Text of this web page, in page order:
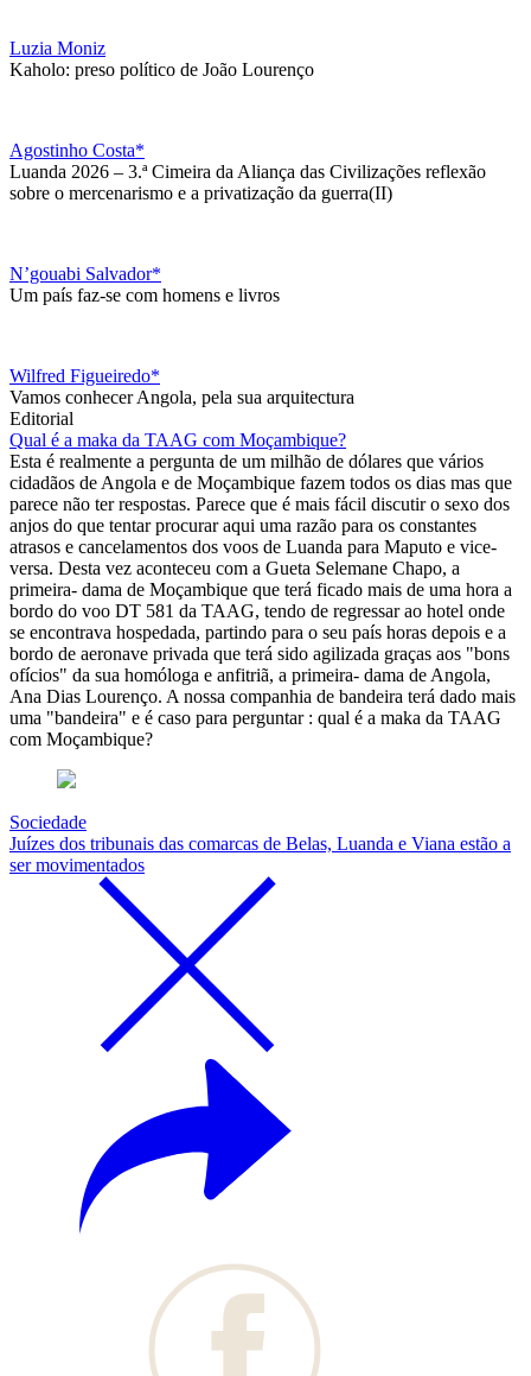
Luzia Moniz
Kaholo: preso político de João Lourenço
Agostinho Costa*
Luanda 2026 – 3.ª Cimeira da Aliança das Civilizações reflexão
sobre o mercenarismo e a privatização da guerra(II)
N’gouabi Salvador*
Um país faz-se com homens e livros
Wilfred Figueiredo*
Vamos conhecer Angola, pela sua arquitectura
Editorial
Qual é a maka da TAAG com Moçambique?
Esta é realmente a pergunta de um milhão de dólares que vários
cidadãos de Angola e de Moçambique fazem todos os dias mas que
parece não ter respostas. Parece que é mais fácil discutir o sexo dos
anjos do que tentar procurar aqui uma razão para os constantes
atrasos e cancelamentos dos voos de Luanda para Maputo e vice-
versa. Desta vez aconteceu com a Gueta Selemane Chapo, a
primeira- dama de Moçambique que terá ficado mais de uma hora a
bordo do voo DT 581 da TAAG, tendo de regressar ao hotel onde
se encontrava hospedada, partindo para o seu país horas depois e a
bordo de aeronave privada que terá sido agilizada graças aos "bons
ofícios" da sua homóloga e anfitriã, a primeira- dama de Angola,
Ana Dias Lourenço. A nossa companhia de bandeira terá dado mais
uma "bandeira" e é caso para perguntar : qual é a maka da TAAG
com Moçambique?
Sociedade
Juízes dos tribunais das comarcas de Belas, Luanda e Viana estão a
ser movimentados